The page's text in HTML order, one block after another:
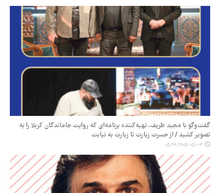
گفت‌وگو با مجید ظریف، تهیه‌کننده برنامه‌ای که روایت جاماندگان کربلا را به
تصویر کشید / از حسرت زیارت تا زیارت به نیابت
۱۴۰۵-۰۵-۰۳ ۰۵:۴۹